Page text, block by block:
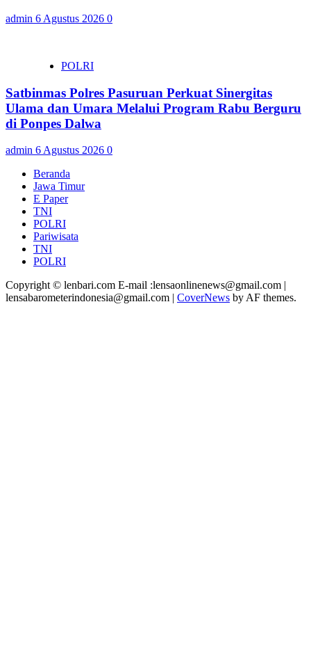
admin 6 Agustus 2026 0
POLRI
Satbinmas Polres Pasuruan Perkuat Sinergitas
Ulama dan Umara Melalui Program Rabu Berguru
di Ponpes Dalwa
admin 6 Agustus 2026 0
Beranda
Jawa Timur
E Paper
TNI
POLRI
Pariwisata
TNI
POLRI
Copyright © lenbari.com E-mail :lensaonlinenews@gmail.com |
lensabarometerindonesia@gmail.com | CoverNews by AF themes.